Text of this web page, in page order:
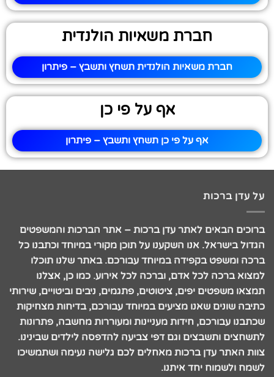
חברת משאיות הולנדית
חברת משאיות הולנדית תשחץ ותשבץ – פיתרון
אף על פי כן
אף על פי כן תשחץ ותשבץ – פיתרון
על עדן ברכות
ברוכים הבאים לאתר עדן ברכות – אתר הברכות והמשפטים
הגדול בישראל. אנו השקענו על תוכן מקורי במיוחד וכתבנו כל
ברכה ומשפט בקפידה במיוחד עבורכם. באתר שלנו תוכלו
למצוא ברכה לכל אדם, וברכה לכל אירוע. כמו כן, אצלנו
תמצאו משפטים יפים, ציטוטים, פתגמים, ניבים וביטויים, שירותי
כתיבה שונים שאנו מציעים במיוחד עבורכם, בדיחות מצחיקות
שכתבנו עבורכם, חידות מעניינות ומעוררות מחשבה, פתרונות
לתשחצים ותשבצים וגם דפי צביעה להדפסה לילדים שבינינו.
צוות האתר עדן ברכות מאחלים לכם גלישה נעימה ושתמשיכו
לשמח ולשמוח יחד איתנו.